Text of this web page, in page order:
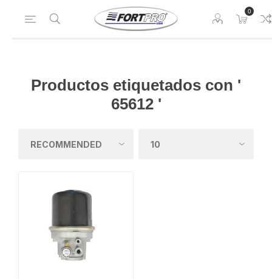
0
Productos etiquetados con '
65612 '